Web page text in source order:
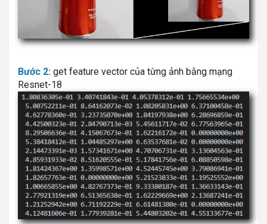
Bước 2: get feature vector của từng ảnh bằng mạng
Resnet-18